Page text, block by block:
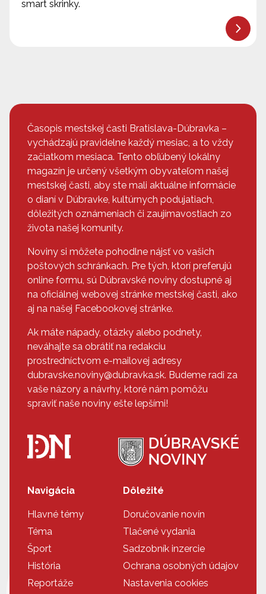
smart skrinky.
Časopis mestskej časti Bratislava-Dúbravka –
vychádzajú pravidelne každý mesiac, a to vždy
začiatkom mesiaca. Tento obľúbený lokálny
magazín je určený všetkým obyvateľom našej
mestskej časti, aby ste mali aktuálne informácie
o dianí v Dúbravke, kultúrnych podujatiach,
dôležitých oznámeniach či zaujímavostiach zo
života našej komunity.
Noviny si môžete pohodlne nájsť vo vašich
poštových schránkach. Pre tých, ktorí preferujú
online formu, sú Dúbravské noviny dostupné aj
na oficiálnej webovej stránke mestskej časti, ako
aj na našej Facebookovej stránke.
Ak máte nápady, otázky alebo podnety,
neváhajte sa obrátiť na redakciu
prostredníctvom e-mailovej adresy
dubravske.noviny@dubravka.sk. Budeme radi za
vaše názory a návrhy, ktoré nám pomôžu
spraviť naše noviny ešte lepšími!
Navigácia
Hlavné témy
Téma
Šport
História
Reportáže
Dôležité
Doručovanie novín
Tlačené vydania
Sadzobník inzercie
Ochrana osobných údajov
Nastavenia cookies